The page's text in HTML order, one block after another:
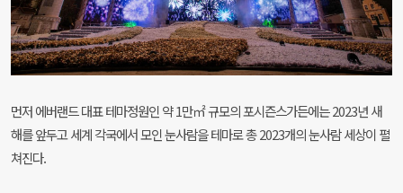
먼저 에버랜드 대표 테마정원인 약 1만㎡ 규모의 포시즌스가든에는 2023년 새
해를 앞두고 세계 각국에서 모인 눈사람을 테마로 총 2023개의 눈사람 세상이 펼
쳐진다.